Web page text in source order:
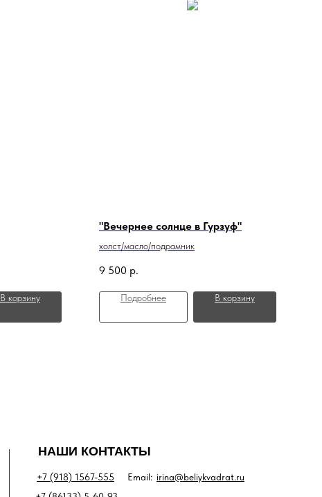
В корзину
"Вечернее солнце в Гурзуф"
холст/масло/подрамник
9 500 р.
Подробнее В корзину
НАШИ КОНТАКТЫ
+7 (918) 1567-555
irina@beliykvadrat.ru
Email: